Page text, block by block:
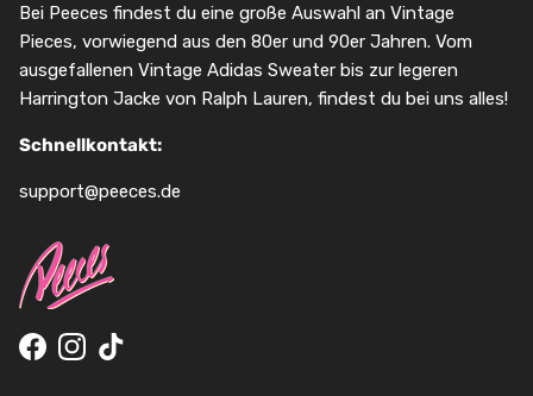
Bei Peeces findest du eine große Auswahl an Vintage
Pieces, vorwiegend aus den 80er und 90er Jahren. Vom
ausgefallenen Vintage Adidas Sweater bis zur legeren
Harrington Jacke von Ralph Lauren, findest du bei uns alles!
Schnellkontakt:
support@peeces.de
Facebook
Instagram
TikTok